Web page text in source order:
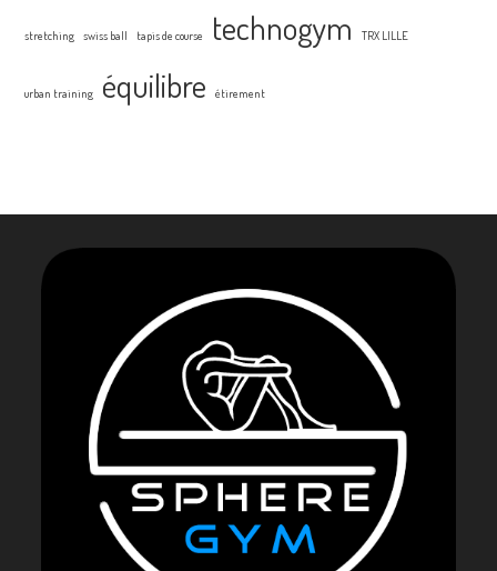
stretching swiss ball tapis de course technogym TRX LILLE
urban training équilibre étirement